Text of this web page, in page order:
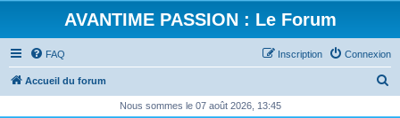
AVANTIME PASSION : Le Forum
FAQ Connexion
Inscription
Accueil du forum
Nous sommes le 07 août 2026, 13:45